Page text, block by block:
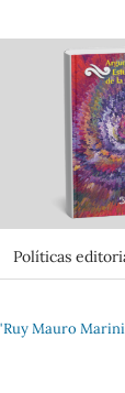
Políticas
"Ruy Mauro